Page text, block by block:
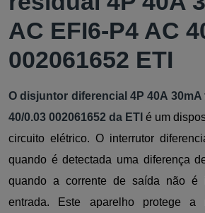
AC EFI6-P4 AC
002061652 ETI
O disjuntor diferencial 4P 40A 30mA
40/0.03 002061652 da ETI é um
circuito elétrico. O interrutor
quando é detectada uma diferença
quando a corrente de saída não é
entrada. Este aparelho protege